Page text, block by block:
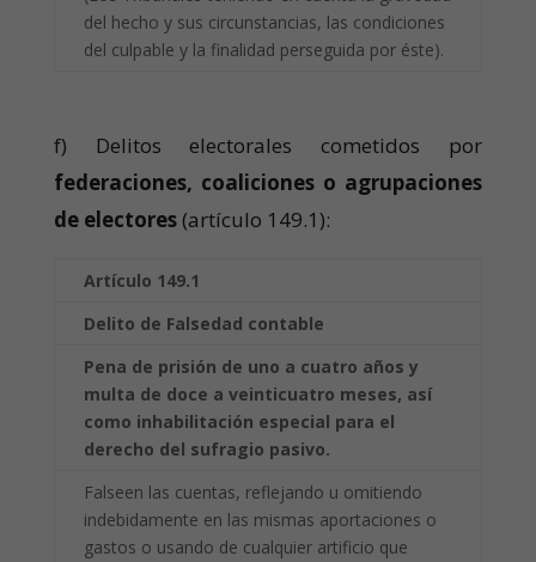
del hecho y sus circunstancias, las condiciones
del culpable y la finalidad perseguida por éste).
f) Delitos electorales cometidos por
federaciones, coaliciones o agrupaciones
de electores(artículo 149.1):
Artículo 149.1
Delito de Falsedad contable
Pena de prisión de uno a cuatro años y
multa de doce a veinticuatro meses, así
como inhabilitación especial para el
derecho del sufragio pasivo.
Falseen las cuentas, reflejando u omitiendo
indebidamente en las mismas aportaciones o
gastos o usando de cualquier artificio que